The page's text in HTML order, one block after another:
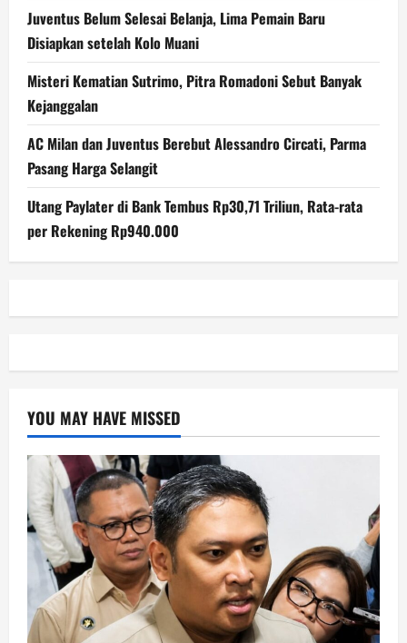
Juventus Belum Selesai Belanja, Lima Pemain Baru
Disiapkan setelah Kolo Muani
Misteri Kematian Sutrimo, Pitra Romadoni Sebut Banyak
Kejanggalan
AC Milan dan Juventus Berebut Alessandro Circati, Parma
Pasang Harga Selangit
Utang Paylater di Bank Tembus Rp30,71 Triliun, Rata-rata
per Rekening Rp940.000
YOU MAY HAVE MISSED